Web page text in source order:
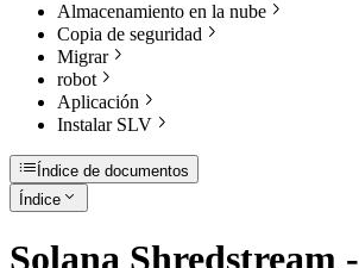
Almacenamiento en la nube
Copia de seguridad
Migrar
robot
Aplicación
Instalar SLV
Índice de documentos
Índice
Solana Shredstream -